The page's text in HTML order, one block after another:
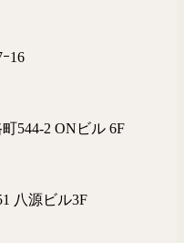
16
544-2 ONビル 6F
八源ビル3F